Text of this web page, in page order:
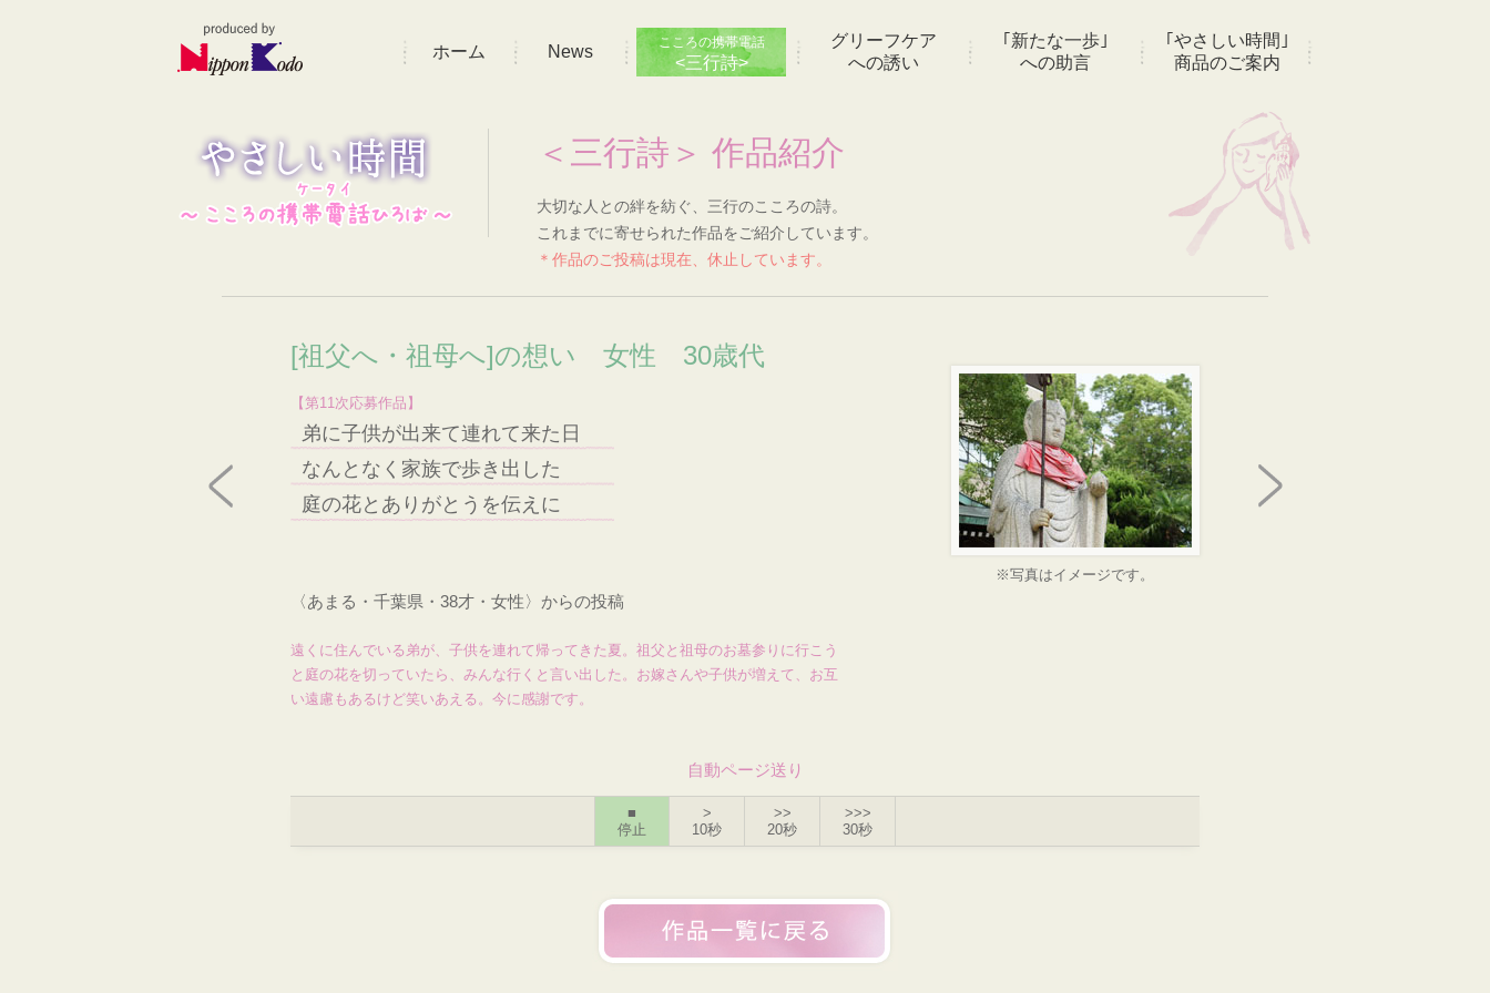
ホーム News こころの携帯電話
<三行詩>
グリーフケア
への誘い
｢新たな一歩｣
への助言
｢やさしい時間｣
商品のご案内
＜三行詩＞ 作品紹介
大切な人との絆を紡ぐ、三行のこころの詩。
これまでに寄せられた作品をご紹介しています。
＊作品のご投稿は現在、休止しています。
[祖父へ・祖母へ]の想い 女性 30歳代
【第11次応募作品】
弟に子供が出来て連れて来た日
なんとなく家族で歩き出した
庭の花とありがとうを伝えに
※写真はイメージです。
〈あまる・千葉県・38才・女性〉からの投稿
遠くに住んでいる弟が、子供を連れて帰ってきた夏。祖父と祖母のお墓参りに行こう
と庭の花を切っていたら、みんな行くと言い出した。お嫁さんや子供が増えて、お互
い遠慮もあるけど笑いあえる。今に感謝です。
自動ページ送り
■
停止
>
10秒
>>
20秒
>>>
30秒